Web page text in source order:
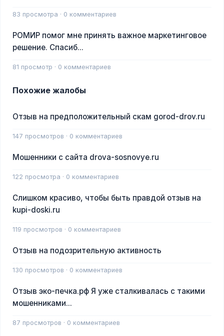
83 просмотра · 0 комментариев
РОМИР помог мне принять важное маркетинговое
решение. Спасиб...
81 просмотр · 0 комментариев
Похожие жалобы
Отзыв на предположительный скам gorod-drov.ru
147 просмотров · 0 комментариев
Мошенники с сайта drova-sosnovye.ru
122 просмотра · 0 комментариев
Слишком красиво, чтобы быть правдой отзыв на
kupi-doski.ru
119 просмотров · 0 комментариев
Отзыв на подозрительную активность
130 просмотров · 0 комментариев
Отзыв эко-печка.рф Я уже сталкивалась с такими
мошенниками...
87 просмотров · 0 комментариев